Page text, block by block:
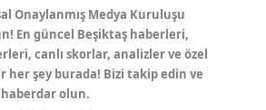
Onaylanmış Medya Kuruluşu
En güncel Beşiktaş haberleri,
canlı skorlar, analizler ve özel
her şey burada! Bizi takip edin ve
olun.